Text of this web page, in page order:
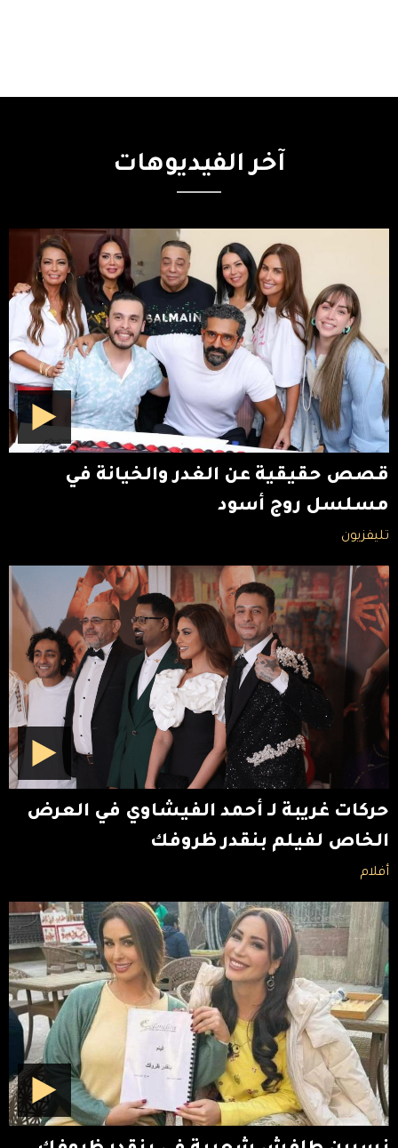
آخر الفيديوهات
قصص حقيقية عن الغدر والخيانة في
مسلسل روج أسود
تليفزيون
حركات غريبة لـ أحمد الفيشاوي في العرض
الخاص لفيلم بنقدر ظروفك
أفلام